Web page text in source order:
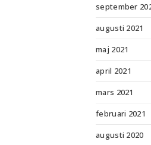
september
augusti 2021
maj 2021
april 2021
mars 2021
februari 2021
augusti 2020